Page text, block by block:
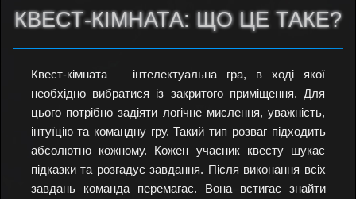
КВЕСТ-КІМНАТА: ЩО ЦЕ ТАКЕ?
Квест-кімната – інтелектуальна гра, в ході якої
необхідно вибратися із закритого приміщення. Для
цього потрібно задіяти логічне мислення, уважність,
інтуїцію та командну гру. Такий тип розваг підходить
абсолютно кожному. Кожен учасник квесту шукає
підказки та розгадує завдання. Після виконання всіх
завдань команда перемагає. Вона встигає знайти